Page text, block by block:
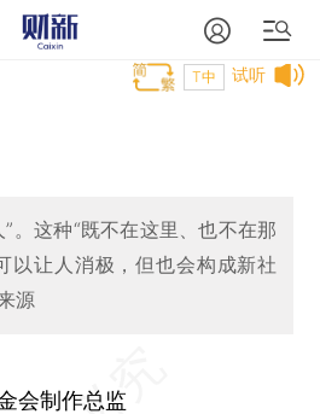
试听
T中
。这种“既不在这里、也不在那
以让人消极，但也会构成新社
源
制作总监